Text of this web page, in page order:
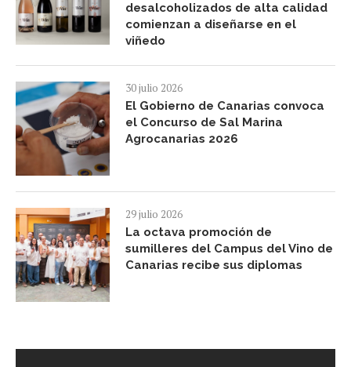
desalcoholizados de alta calidad
comienzan a diseñarse en el
viñedo
30 julio 2026
El Gobierno de Canarias convoca
el Concurso de Sal Marina
Agrocanarias 2026
29 julio 2026
La octava promoción de
sumilleres del Campus del Vino de
Canarias recibe sus diplomas